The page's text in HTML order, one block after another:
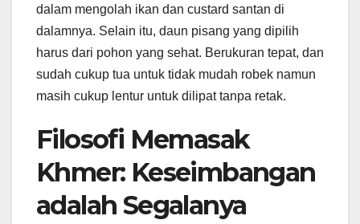
dalam mengolah ikan dan custard santan di
dalamnya. Selain itu, daun pisang yang dipilih
harus dari pohon yang sehat. Berukuran tepat, dan
sudah cukup tua untuk tidak mudah robek namun
masih cukup lentur untuk dilipat tanpa retak.
Filosofi Memasak
Khmer: Keseimbangan
adalah Segalanya